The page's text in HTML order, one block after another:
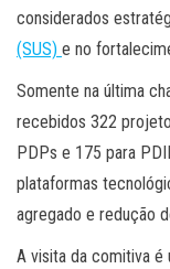
considerados
(SUS) e no
Somente na última
recebidos 322
PDPs e 175 para
plataformas
agregado e redução
A visita da comitiva é